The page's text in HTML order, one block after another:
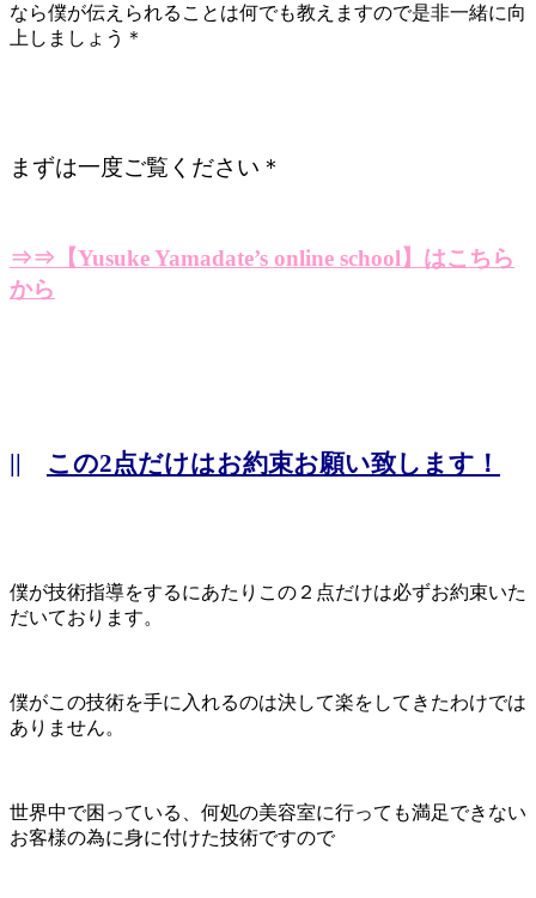
なら僕が伝えられることは何でも教えますので是非一緒に向
上しましょう＊
まずは一度ご覧ください＊
⇒⇒【Yusuke Yamadate’s online school】はこちら
から
|| この2点だけはお約束お願い致します！
僕が技術指導をするにあたりこの２点だけは必ずお約束いた
だいております。
僕がこの技術を手に入れるのは決して楽をしてきたわけでは
ありません。
世界中で困っている、何処の美容室に行っても満足できない
お客様の為に身に付けた技術ですので